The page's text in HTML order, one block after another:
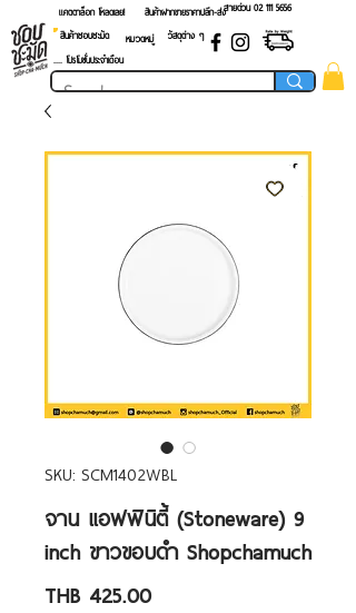
แคตตาล็อก โหลดเลย! สายด่วน 02 ​111 5656
สินค้าฝากขายราคาปลีก-ส่ง
สินค้าชอบชะมัด
หมวดหมู่
วัสดุต่าง ๆ
.... โปรโมชั่นประจำเดือน
SKU: SCM1402WBL
จาน แอฟฟินิตี้ (Stoneware) 9
inch ขาวขอบดำ Shopchamuch
THB 425.00Price